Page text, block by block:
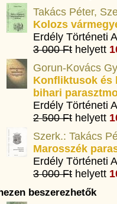
Takács Péter,
Kolozs
Erdély Történeti
3 000 Ft helyett
Gorun-Kovács
Konfliktusok és
bihari
Erdély Történeti
2 500 Ft helyett
Szerk.: Takács
Marosszék
Erdély Történeti
3 000 Ft helyett
beszerezhetők